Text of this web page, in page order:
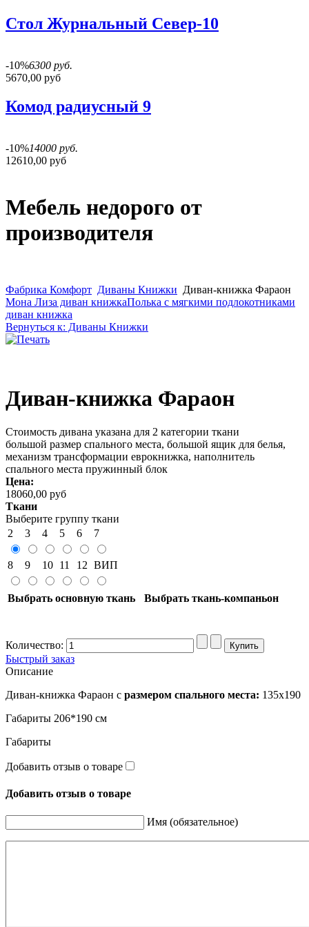
Стол Журнальный Север-10
-10%6300 руб.
5670,00 руб
Комод радиусный 9
-10%14000 руб.
12610,00 руб
Мебель недорого от
производителя
Фабрика Комфорт Диваны Книжки Диван-книжка Фараон
Мона Лиза диван книжкаПолька с мягкими подлокотниками
диван книжка
Вернуться к: Диваны Книжки
Диван-книжка Фараон
Стоимость дивана указана для 2 категории ткани
большой размер спального места, большой ящик для белья,
механизм трансформации еврокнижка, наполнитель
спального места пружинный блок
Цена:
18060,00 руб
Ткани
Выберите группу ткани
2
3 4 5 6 7
8 9 10 11 12 ВИП
Выбрать основную ткань Выбрать ткань-компаньон
Количество:
Быстрый заказ
Описание
Диван-книжка Фараон с размером спального места: 135х190
Габариты 206*190 см
Габариты
Добавить отзыв о товаре
Добавить отзыв о товаре
Имя (обязательное)